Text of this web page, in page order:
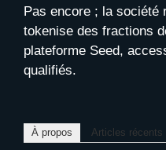
Pas encore ; la société
tokenise des fractions
plateforme Seed,
qualifiés.
À propos Articles récents